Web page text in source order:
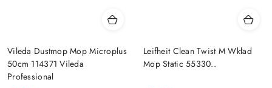
Vileda Dustmop Mop Microplus
50cm 114371 Vileda
Professional
Leifheit Clean Twist M Wkład
Mop Static 55330..